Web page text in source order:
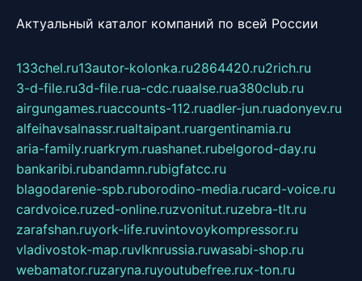
Актуальный каталог компаний по всей России
133chel.ru13autor-kolonka.ru2864420.ru2rich.ru
3-d-file.ru3d-file.rua-cdc.ruaalse.rua380club.ru
airgungames.ruaccounts-112.ruadler-jun.ruadonyev.ru
alfeihavsalnassr.rualtaipant.ruargentinamia.ru
aria-family.ruarkrym.ruashanet.rubelgorod-day.ru
bankaribi.rubandamn.rubigfatcc.ru
blagodarenie-spb.ruborodino-media.rucard-voice.ru
cardvoice.ruzed-online.ruzvonitut.ruzebra-tlt.ru
zarafshan.ruyork-life.ruvintovoykompressor.ru
vladivostok-map.ruvlknrussia.ruwasabi-shop.ru
webamator.ruzaryna.ruyoutubefree.rux-ton.ru